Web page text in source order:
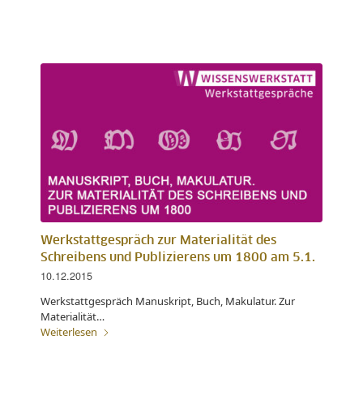
Werkstattgespräch zur Materialität des
Schreibens und Publizierens um 1800 am 5.1.
10.12.2015
Werkstattgespräch Manuskript, Buch, Makulatur. Zur
Materialität…
Weiterlesen